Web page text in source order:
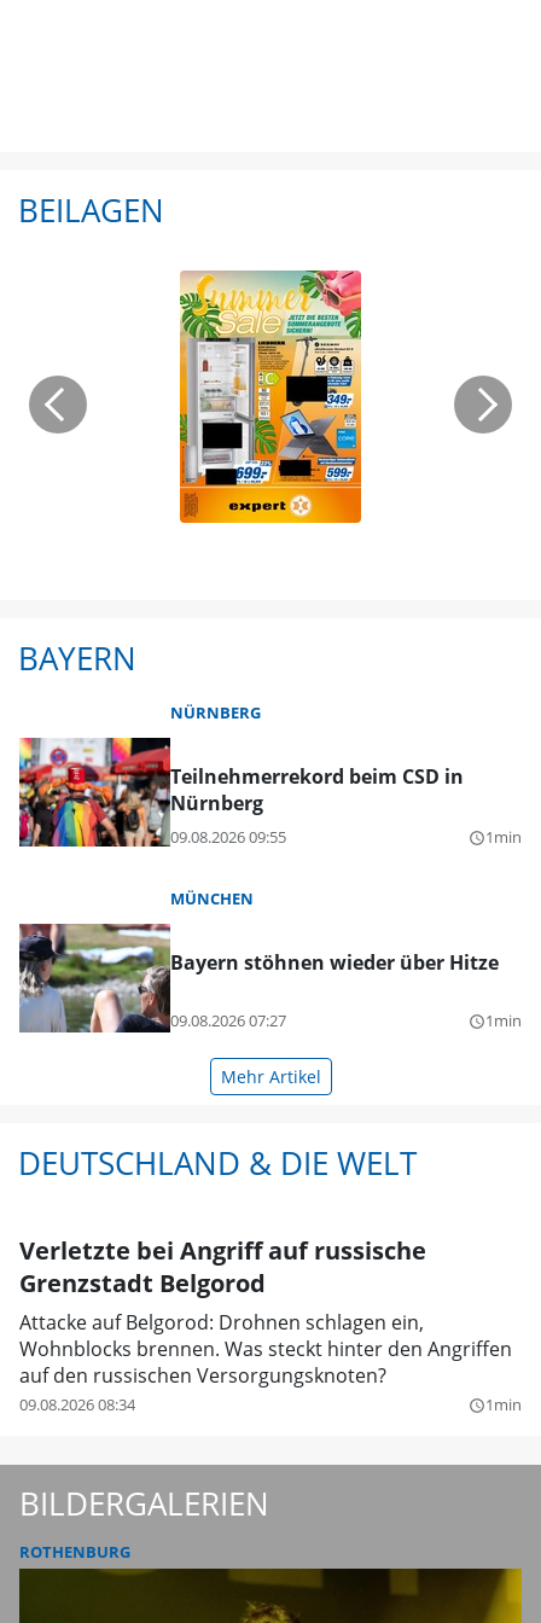
BEILAGEN
BAYERN
NÜRNBERG
Teilnehmerrekord beim CSD in
Nürnberg
09.08.2026 09:55 query_builder1min
MÜNCHEN
Bayern stöhnen wieder über Hitze
09.08.2026 07:27 query_builder1min
Mehr Artikel
DEUTSCHLAND & DIE WELT
Verletzte bei Angriff auf russische
Grenzstadt Belgorod
Attacke auf Belgorod: Drohnen schlagen ein,
Wohnblocks brennen. Was steckt hinter den Angriffen
auf den russischen Versorgungsknoten?
09.08.2026 08:34 query_builder1min
BILDERGALERIEN
ROTHENBURG